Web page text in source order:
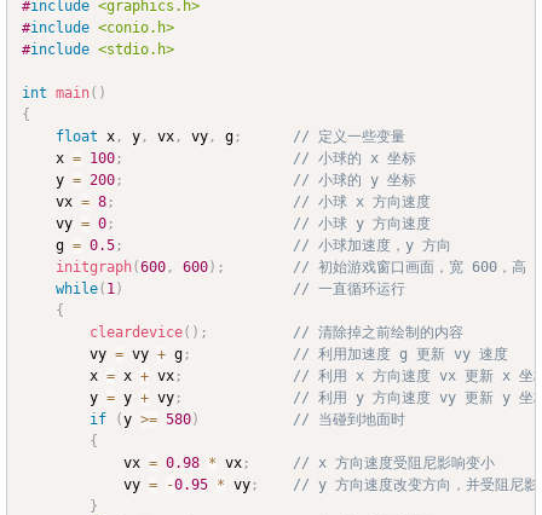
#include <graphics.h>
#include <conio.h>
#include <stdio.h>
int main( )
{
float x , y , vx , vy , g ;
// 定义一些变量
	x
= 100 ;
// 小球的 x 坐标
	y
= 200 ;
// 小球的 y 坐标
	vx
= 8 ;
// 小球 x 方向速度
	vy
= 0 ;
// 小球 y 方向速度
	g
= 0.5 ;
// 小球加速度，y 方向
initgraph(600 , 600) ;
// 初始游戏窗口画面，宽 600，高
while( 1)
// 一直循环运行
{
cleardevice( ) ;
// 清除掉之前绘制的内容
		vy
= vy + g ;
// 利用加速度 g 更新 vy 速度
		x
= x + vx ;
// 利用 x 方向速度 vx 更新 x 坐
		y
= y + vy ;
// 利用 y 方向速度 vy 更新 y 坐
if
(y >= 580)
// 当碰到地面时
{
			vx
= 0.98 * vx ;
// x 方向速度受阻尼影响变小
			vy
= -0.95 * vy ;
// y 方向速度改变方向，并受阻尼影
}